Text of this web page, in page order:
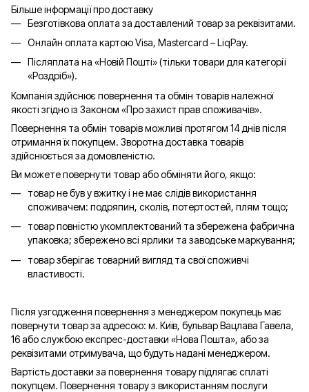
Більше інформації про доставку
Безготівкова оплата за доставлений товар за реквізитами.
Онлайн оплата картою Visa, Mastercard – LiqPay.
Післяплата на «Новій Пошті» (тільки товари для категорії
«Роздріб»).
Компанія здійснює повернення та обмін товарів належної
якості згідно із Законом «Про захист прав споживачів».
Повернення та обмін товарів можливі протягом 14 днів після
отримання їх покупцем. Зворотна доставка товарів
здійснюється за домовленістю.
Ви можете повернути товар або обміняти його, якщо:
товар не був у вжитку і не має слідів використання
споживачем: подряпин, сколів, потертостей, плям тощо;
товар повністю укомплектований та збережена фабрична
упаковка; збережено всі ярлики та заводське маркування;
товар зберігає товарний вигляд та свої споживчі
властивості.
Після узгодження повернення з менеджером покупець має
повернути товар за адресою: м. Київ, бульвар Вацлава Гавела,
16 або службою експрес-доставки «Нова Пошта», або за
реквізитами отримувача, що будуть надані менеджером.
Вартість доставки за повернення товару підлягає сплаті
покупцем. Повернення товару з використанням послуги